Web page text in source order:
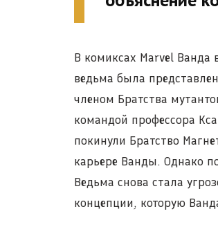
В комиксах Marvel Ванда
ведьма была
членом Братства
командой профессора
покинули Братство
карьере Ванды. Однако
Ведьма снова стала
концепции, которую